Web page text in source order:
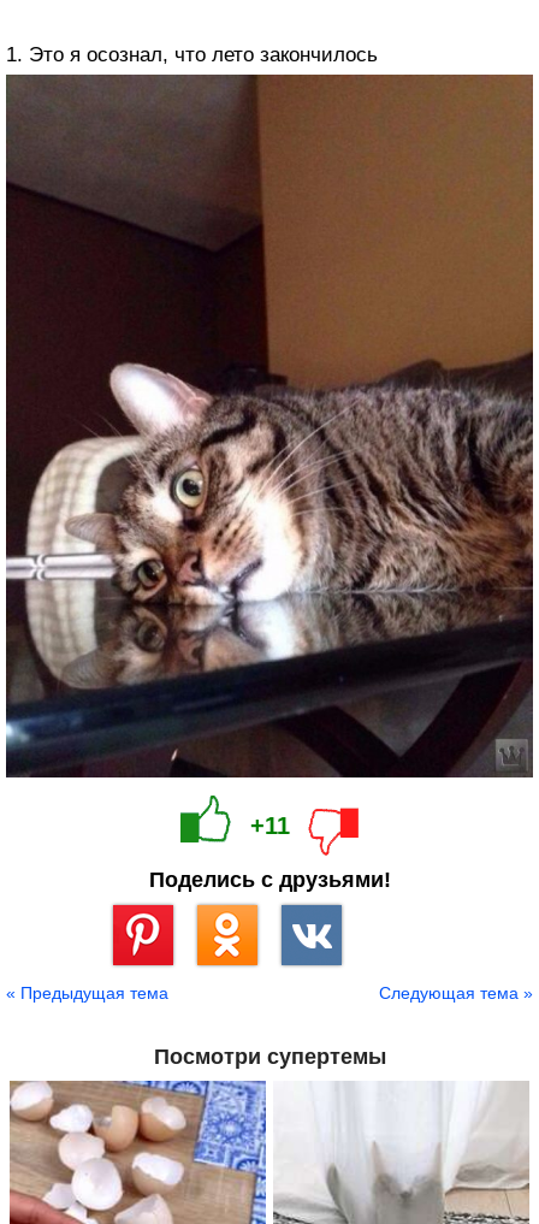
1. Это я осознал, что лето закончилось
+11
Поделись с друзьями!
« Предыдущая тема Следующая тема »
Посмотри супертемы